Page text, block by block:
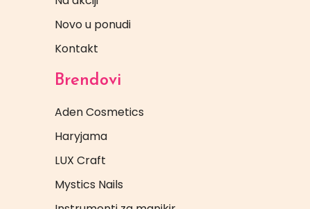
Novo u ponudi
Kontakt
Brendovi
Aden Cosmetics
Haryjama
LUX Craft
Mystics Nails